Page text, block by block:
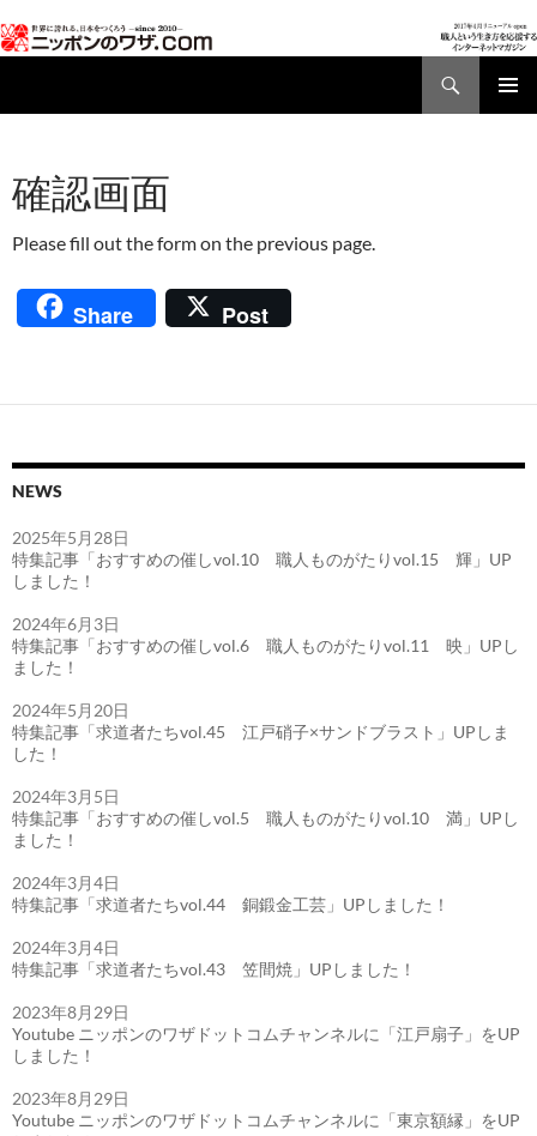
ン
ツ
ス
プ
確認画面
Please fill out the form on the previous page.
Share Post
NEWS
2025年5月28日
特集記事「おすすめの催しvol.10 職人ものがたりvol.15 輝」UP
しました！
2024年6月3日
特集記事「おすすめの催しvol.6 職人ものがたりvol.11 映」UPし
ました！
2024年5月20日
特集記事「求道者たちvol.45 江戸硝子×サンドブラスト」UPしま
した！
2024年3月5日
特集記事「おすすめの催しvol.5 職人ものがたりvol.10 満」UPし
ました！
2024年3月4日
特集記事「求道者たちvol.44 銅鍛金工芸」UPしました！
2024年3月4日
特集記事「求道者たちvol.43 笠間焼」UPしました！
2023年8月29日
Youtube ニッポンのワザドットコムチャンネルに「江戸扇子」をUP
しました！
2023年8月29日
Youtube ニッポンのワザドットコムチャンネルに「東京額縁」をUP